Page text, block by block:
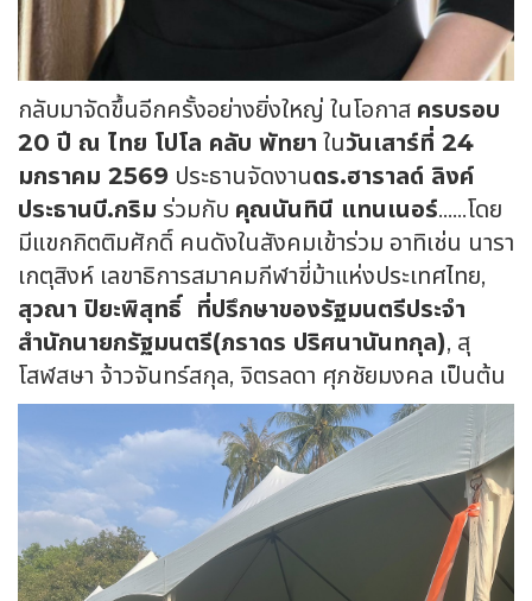
กลับมาจัดขึ้นอีกครั้งอย่างยิ่งใหญ่ ในโอกาส ครบรอบ
20 ปี ณ ไทย โปโล คลับ พัทยา ในวันเสาร์ที่ 24
มกราคม 2569 ประธานจัดงานดร.ฮาราลด์ ลิงค์
ประธานบี.กริม ร่วมกับ คุณนันทินี แทนเนอร์……โดย
มีแขกกิตติมศักดิ์ คนดังในสังคมเข้าร่วม อาทิเช่น นารา
เกตุสิงห์ เลขาธิการสมาคมกีฬาขี่ม้าแห่งประเทศไทย,
สุวณา ปิยะพิสุทธิ์ ที่ปรึกษาของรัฐมนตรีประจำ
สำนักนายกรัฐมนตรี(ภราดร ปริศนานันทกุล), สุ
โสฬสษา จ้าวจันทร์สกุล, จิตรลดา ศุภชัยมงคล เป็นต้น